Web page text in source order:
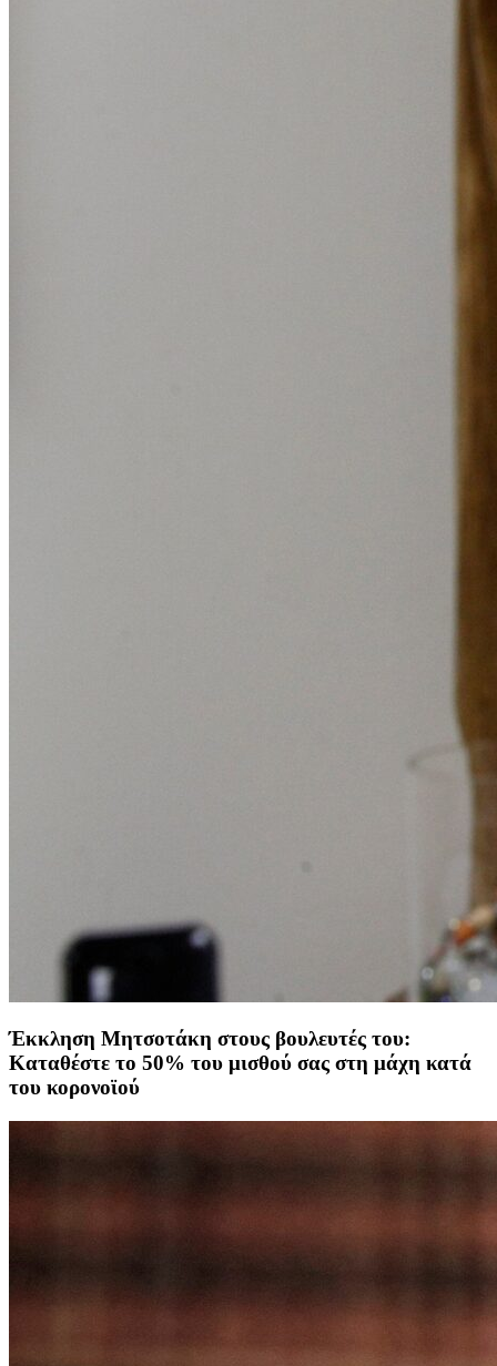
Έκκληση Μητσοτάκη στους βουλευτές του:
Καταθέστε το 50% του μισθού σας στη μάχη κατά
του κορονοϊού